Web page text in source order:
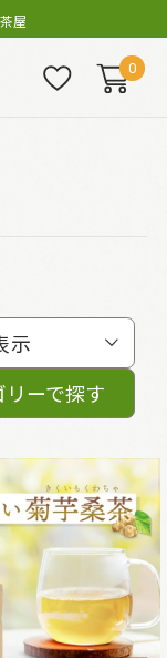
屋
0
示
リーで探す